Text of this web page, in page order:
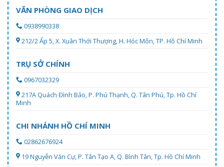
VĂN PHÒNG GIAO DỊCH
0938990338
212/2 Ấp 5, X. Xuân Thới Thượng, H. Hóc Môn, TP. Hồ Chí Minh
TRỤ SỞ CHÍNH
0967032329
217A Quách Đình Bảo, P. Phú Thạnh, Q. Tân Phú, Tp. Hồ Chí
Minh
CHI NHÁNH HỒ CHÍ MINH
02862676924
19 Nguyễn Văn Cự, P. Tân Tạo A, Q. Bình Tân, Tp. Hồ Chí Minh